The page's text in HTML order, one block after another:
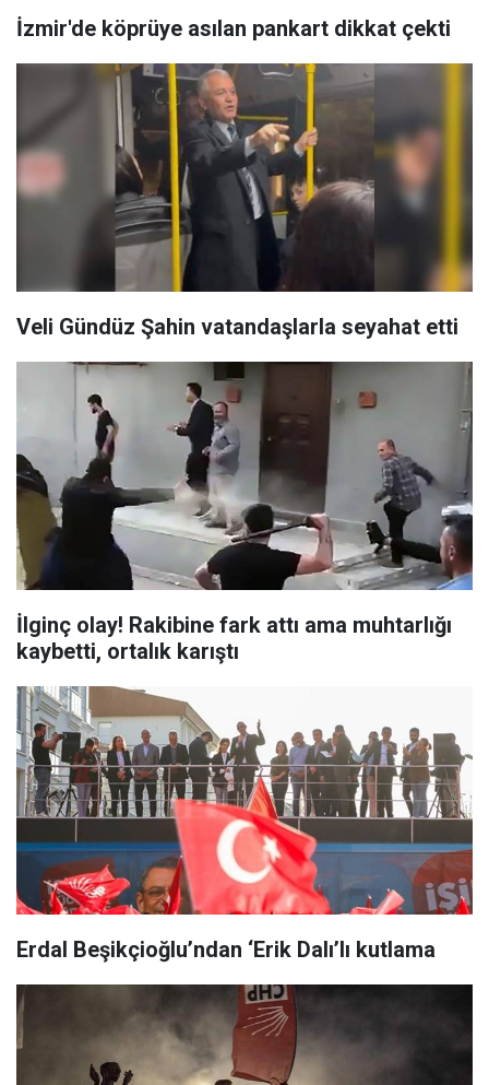
İzmir'de köprüye asılan pankart dikkat çekti
Veli Gündüz Şahin vatandaşlarla seyahat etti
İlginç olay! Rakibine fark attı ama muhtarlığı
kaybetti, ortalık karıştı
Erdal Beşikçioğlu’ndan ‘Erik Dalı’lı kutlama